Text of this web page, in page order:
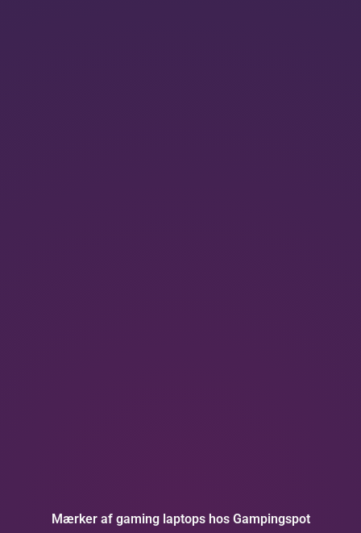
Mærker af gaming laptops hos Gampingspot